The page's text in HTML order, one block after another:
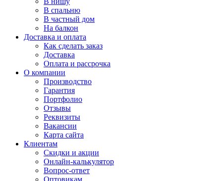
В спальню
В частный дом
На балкон
Доставка и оплата
Как сделать заказ
Доставка
Оплата и рассрочка
О компании
Производство
Гарантия
Портфолио
Отзывы
Реквизиты
Вакансии
Карта сайта
Клиентам
Скидки и акции
Онлайн-калькулятор
Вопрос-ответ
Оптовикам